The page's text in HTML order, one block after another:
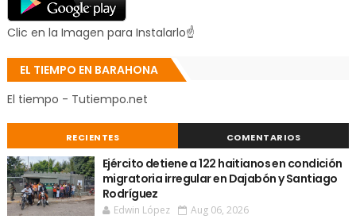
Clic en la Imagen para Instalarlo☝
EL TIEMPO EN BARAHONA
El tiempo - Tutiempo.net
RECIENTES COMENTARIOS
Ejército detiene a 122 haitianos en condición
migratoria irregular en Dajabón y Santiago
Rodríguez
Edwin López Aug 06, 2026